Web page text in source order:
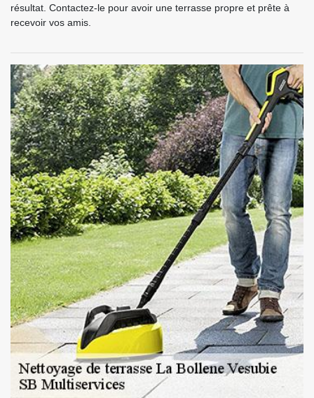
résultat. Contactez-le pour avoir une terrasse propre et prête à
recevoir vos amis.